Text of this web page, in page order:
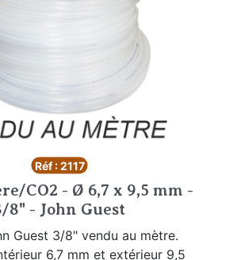
Réf : 2117
CO2 - Ø 6,7 x 9,5 mm -
8" - John Guest
Guest 3/8" vendu au mètre.
6,7 mm et extérieur 9,5